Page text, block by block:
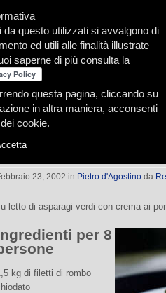
Redazione Le nostre firme
di rombo
23, 2002 in Pietro d'Agostino da
letto di asparagi verdi con crema ai
per 8
kg di filetti di rombo
questo utilizzati si avvalgono di
ed utili alle finalità illustrate
saperne di più consulta la
questa pagina, cliccando su
in altra maniera, acconsenti
dei cookie.